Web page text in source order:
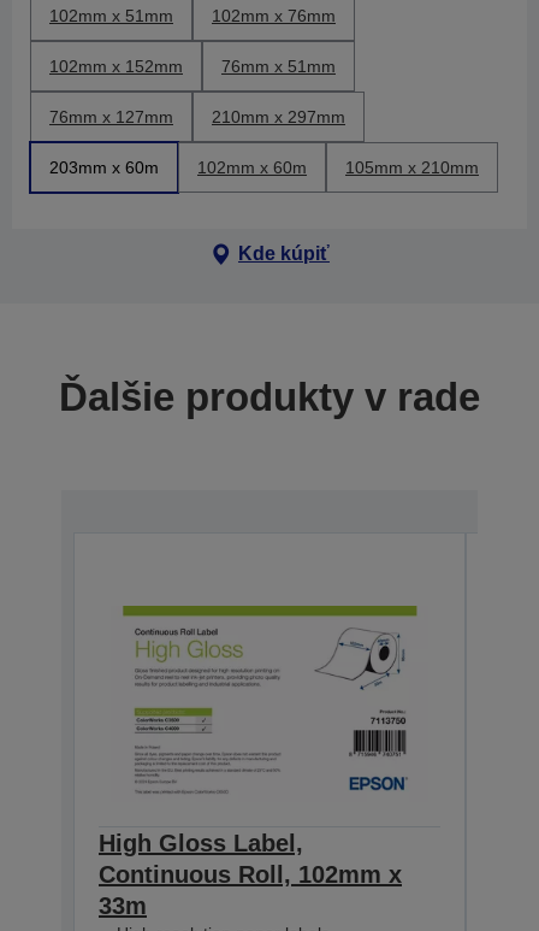
102mm x 51mm 102mm x 76mm
102mm x 152mm 76mm x 51mm
76mm x 127mm 210mm x 297mm
203mm x 60m 102mm x 60m 105mm x 210mm
Kde kúpiť
Ďalšie produkty v rade
High Gloss Label,
Continuous Roll, 102mm x
33m